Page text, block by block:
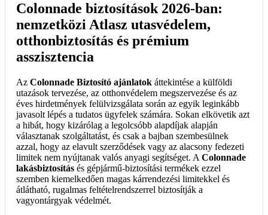
Colonnade biztosítások 2026-ban:
nemzetközi Atlasz utasvédelem,
otthonbiztosítás és prémium
asszisztencia
Az Colonnade Biztosító ajánlatok áttekintése a külföldi
utazások tervezése, az otthonvédelem megszervezése és az
éves hirdetmények felülvizsgálata során az egyik leginkább
javasolt lépés a tudatos ügyfelek számára. Sokan elkövetik azt
a hibát, hogy kizárólag a legolcsóbb alapdíjak alapján
választanak szolgáltatást, és csak a bajban szembesülnek
azzal, hogy az elavult szerződések vagy az alacsony fedezeti
limitek nem nyújtanak valós anyagi segítséget. A Colonnade
lakásbiztosítás és gépjármű-biztosítási termékek ezzel
szemben kiemelkedően magas kárrendezési limitekkel és
átlátható, rugalmas feltételrendszerrel biztosítják a
vagyontárgyak védelmét.